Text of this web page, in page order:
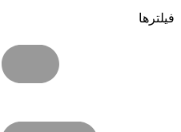
فیلترها